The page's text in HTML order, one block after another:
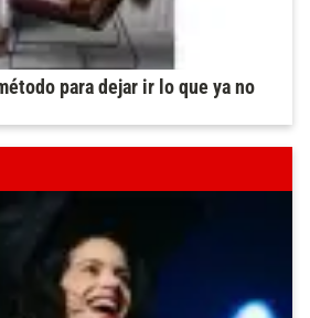
para dejar ir lo que ya no